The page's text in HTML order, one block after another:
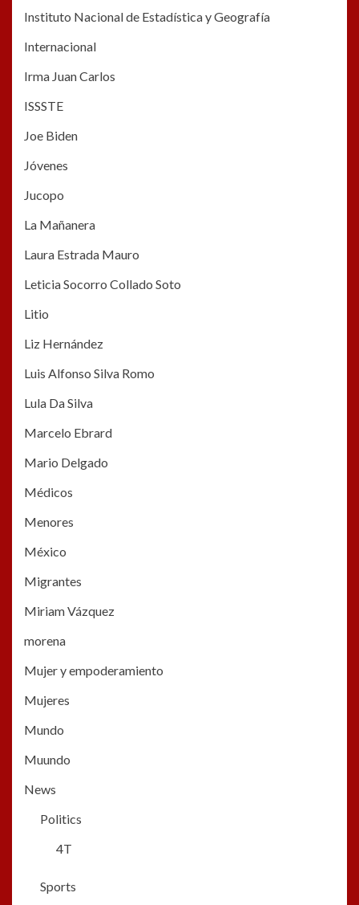
Instituto Nacional de Estadística y Geografía
Internacional
Irma Juan Carlos
ISSSTE
Joe Biden
Jóvenes
Jucopo
La Mañanera
Laura Estrada Mauro
Leticia Socorro Collado Soto
Litio
Liz Hernández
Luis Alfonso Silva Romo
Lula Da Silva
Marcelo Ebrard
Mario Delgado
Médicos
Menores
México
Migrantes
Miriam Vázquez
morena
Mujer y empoderamiento
Mujeres
Mundo
Muundo
News
Politics
4T
Sports